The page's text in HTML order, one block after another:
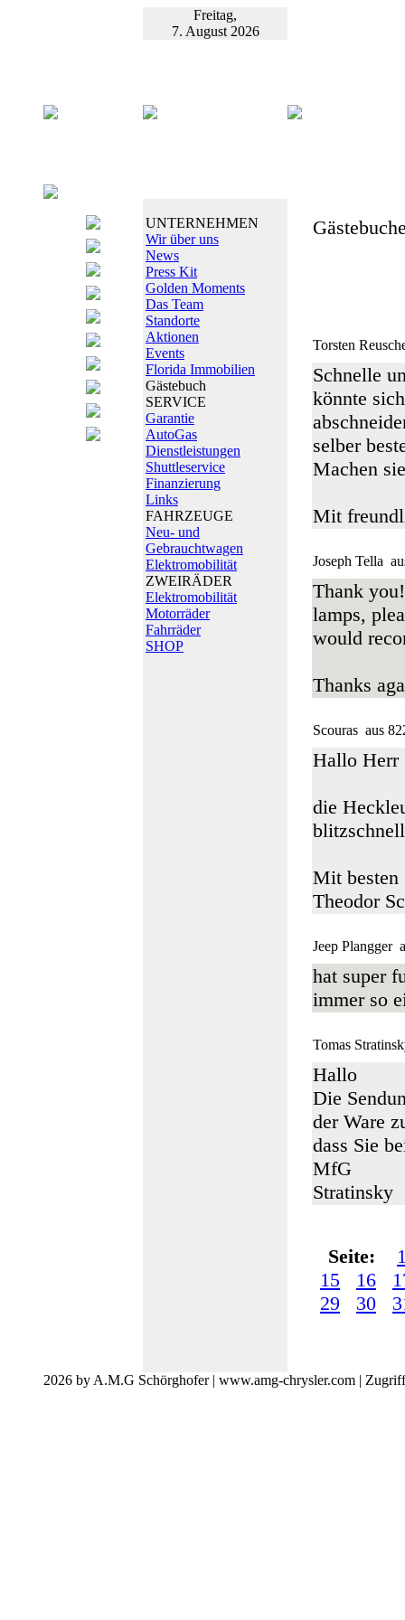
Freitag,
7. August 2026
UNTERNEHMEN
Wir über uns
News
Press Kit
Golden Moments
Das Team
Standorte
Aktionen
Events
Florida Immobilien
Gästebuch
SERVICE
Garantie
AutoGas
Dienstleistungen
Shuttleservice
Finanzierung
Links
FAHRZEUGE
Neu- und
Gebrauchtwagen
Elektromobilität
ZWEIRÄDER
Elektromobilität
Motorräder
Fahrräder
SHOP
Torsten
Schnelle
könnte
selber
Machen
Mit
Joseph Tella
Thank
lamps,
would
Thanks
Scouras aus
Hallo Herr
die
Mit besten
Theodor
Jeep Plangger
hat super
immer so
Tomas
Hallo
Die
der Ware
dass Sie
MfG
Stratinsky
Seite:
15
16
29
30
2026 by A.M.G Schörghofer | www.amg-chrysler.com |